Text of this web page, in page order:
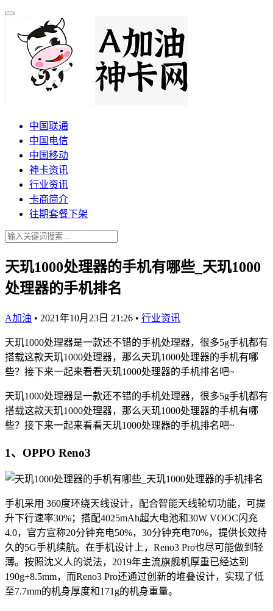
中国联通
中国电信
中国移动
神卡资讯
行业资讯
卡商简介
往期套餐下架
天玑1000处理器的手机有哪些_天玑1000
处理器的手机排名
A加油 • 2021年10月23日 21:26 • 行业资讯
天玑1000处理器是一款还不错的手机处理器，很多5g手机都有
搭载这款天玑1000处理器，那么天玑1000处理器的手机有哪
些？接下来一起来看看天玑1000处理器的手机排名吧~
天玑1000处理器是一款还不错的手机处理器，很多5g手机都有
搭载这款天玑1000处理器，那么天玑1000处理器的手机有哪
些？接下来一起来看看天玑1000处理器的手机排名吧~
1、OPPO Reno3
手机采用 360度环绕天线设计，配合智能天线轮切功能，可提
升下行速率30%；搭配4025mAh超大电池和30W VOOC闪充
4.0，官方宣称20分钟充电50%，30分钟充电70%，提供长效持
久的5G手机续航。在手机设计上，Reno3 Pro也尽可能做到轻
薄。按照沈义人的说法，2019年主流旗舰机厚重已经达到
190g+8.5mm，而Reno3 Pro还通过创新的堆叠设计，实现了低
至7.7mm的机身厚度和171g的机身重量。